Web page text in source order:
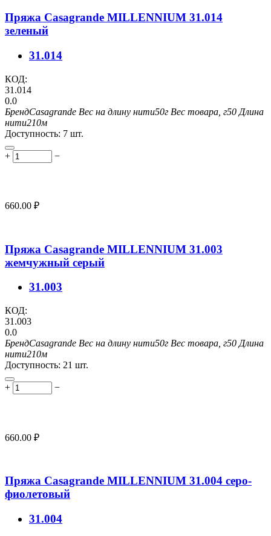
Пряжа Casagrande MILLENNIUM 31.014
зеленый
31.014
КОД:
31.014
0.0
БрендCasagrande Вес на длину нити50г Вес товара, г50 Длина
нити210м
Доступность: 7 шт.
+ −
660.00 ₽
Пряжа Casagrande MILLENNIUM 31.003
жемчужный серый
31.003
КОД:
31.003
0.0
БрендCasagrande Вес на длину нити50г Вес товара, г50 Длина
нити210м
Доступность: 21 шт.
+ −
660.00 ₽
Пряжа Casagrande MILLENNIUM 31.004 серо-
фиолетовый
31.004